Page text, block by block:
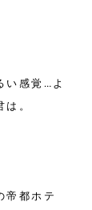
い感覚…よ
。
帝都ホテ